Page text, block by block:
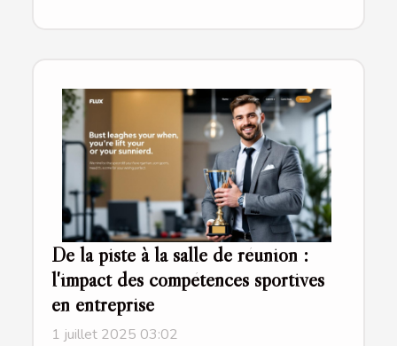
De la piste à la salle de réunion :
l'impact des compétences sportives
en entreprise
1 juillet 2025 03:02